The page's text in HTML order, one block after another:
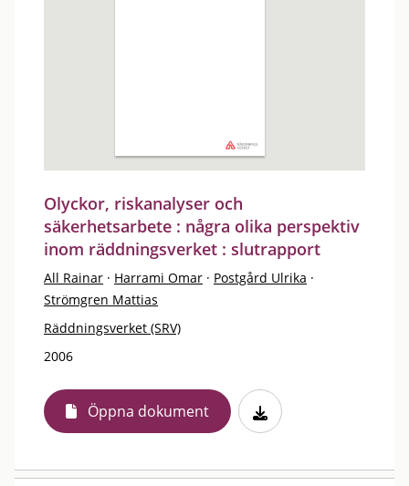
Olyckor, riskanalyser och
säkerhetsarbete : några olika perspektiv
inom räddningsverket : slutrapport
All Rainar · Harrami Omar · Postgård Ulrika ·
Strömgren Mattias
Räddningsverket (SRV)
2006
Öppna dokument